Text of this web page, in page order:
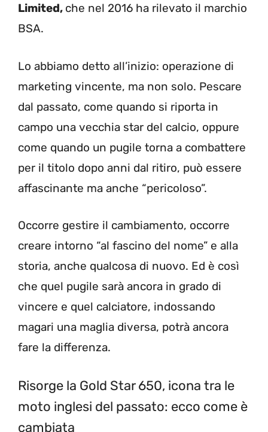
Limited, che nel 2016 ha rilevato il marchio
BSA.
Lo abbiamo detto all’inizio: operazione di
marketing vincente, ma non solo. Pescare
dal passato, come quando si riporta in
campo una vecchia star del calcio, oppure
come quando un pugile torna a combattere
per il titolo dopo anni dal ritiro, può essere
affascinante ma anche “pericoloso”.
Occorre gestire il cambiamento, occorre
creare intorno “al fascino del nome” e alla
storia, anche qualcosa di nuovo. Ed è così
che quel pugile sarà ancora in grado di
vincere e quel calciatore, indossando
magari una maglia diversa, potrà ancora
fare la differenza.
Risorge la Gold Star 650, icona tra le
moto inglesi del passato: ecco come è
cambiata